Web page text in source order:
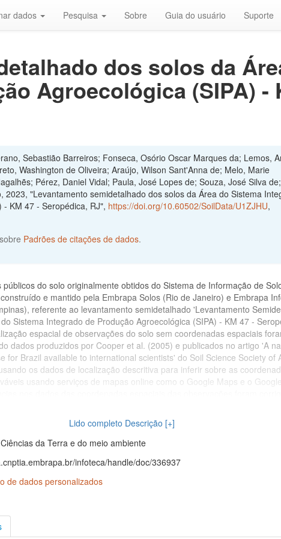
dados Pesquisa Sobre Guia do usuário Suporte
dos solos da
Agroecológica (SIPA) -
Sebastião Barreiros; Fonseca, Osório Oscar Marques da; Lemos,
Washington de Oliveira; Araújo, Wilson Sant'Anna de; Melo, Marie
Pérez, Daniel Vidal; Paula, José Lopes de; Souza, José Silva de;
2023, "Levantamento semidetalhado dos solos da Área do Sistema
- KM 47 - Seropédica, RJ", https://doi.org/10.60502/SoilData/U1ZJHU,
Padrões de citações de dados.
do solo originalmente obtidos do Sistema de Informação de
e mantido pela Embrapa Solos (Rio de Janeiro) e Embrapa
referente ao levantamento semidetalhado 'Levantamento
Sistema Integrado de Produção Agroecológica (SIPA) - KM 47 -
espacial de observações do solo sem coordenadas espaciais
dados produzidos por Cooper et al. (2005) e publicados no artigo 'A
for Brazil available to international scientists' do Soil Science Society of
os dados de localização descritiva para inferir sobre as
usando serviços de mapas online como o Google Maps e o Google
coordenadas de referência não estava disponível, adotou-se o WGS 84
foram corrigidos erros e inconsistências, e realizadas atualizações
da unidade federativa onde as observações foram realizadas. Dados
do solo onde originalmente foram publicados. A fim de preservar a
com o SISB, usa-se o mesmo código de identificação daquele sistema
assim como o código de identificação de cada observação corresponde
são mantidos como dados adicionais para facilitar o reuso do
Nenhum item técnico-científico do SISB e seu respectivo banco de
Lido completo Descrição [+]
da Terra e do meio ambiente
infoteca/handle/doc/336937
de dados personalizados